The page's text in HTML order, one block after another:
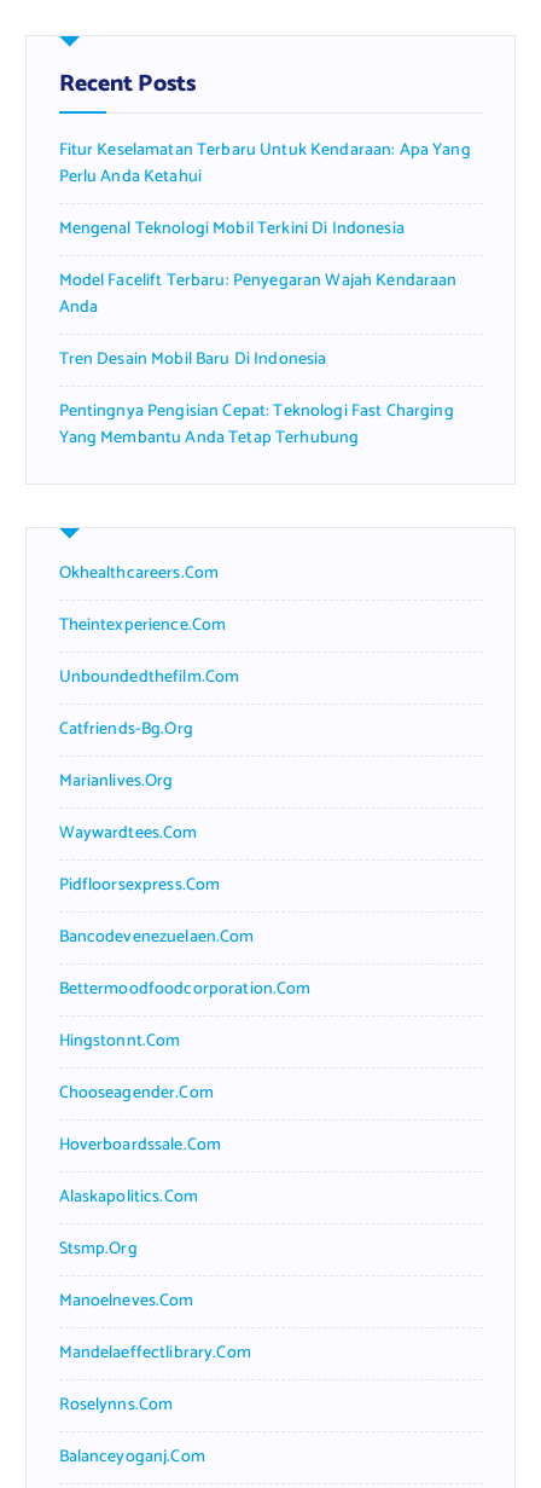
h
f
o
:
Recent Posts
Fitur Keselamatan Terbaru Untuk Kendaraan: Apa Yang
Perlu Anda Ketahui
Mengenal Teknologi Mobil Terkini Di Indonesia
Model Facelift Terbaru: Penyegaran Wajah Kendaraan
Anda
Tren Desain Mobil Baru Di Indonesia
Pentingnya Pengisian Cepat: Teknologi Fast Charging
Yang Membantu Anda Tetap Terhubung
Okhealthcareers.com
Theintexperience.com
Unboundedthefilm.com
Catfriends-Bg.org
Marianlives.org
Waywardtees.com
Pidfloorsexpress.com
Bancodevenezuelaen.com
Bettermoodfoodcorporation.com
Hingstonnt.com
Chooseagender.com
Hoverboardssale.com
Alaskapolitics.com
Stsmp.org
Manoelneves.com
Mandelaeffectlibrary.com
Roselynns.com
Balanceyoganj.com